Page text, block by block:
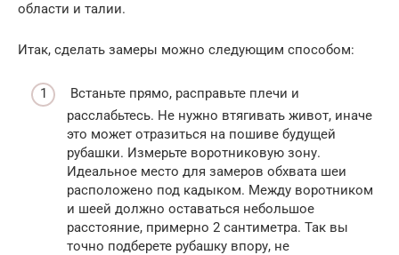
области и талии.
Итак, сделать замеры можно следующим способом:
Встаньте прямо, расправьте плечи и
расслабьтесь. Не нужно втягивать живот, иначе
это может отразиться на пошиве будущей
рубашки. Измерьте воротниковую зону.
Идеальное место для замеров обхвата шеи
расположено под кадыком. Между воротником
и шеей должно оставаться небольшое
расстояние, примерно 2 сантиметра. Так вы
точно подберете рубашку впору, не